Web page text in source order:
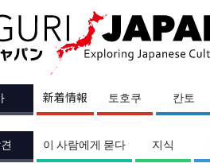
新着情報 토호쿠 칸토
이 사람에게 묻다 지식